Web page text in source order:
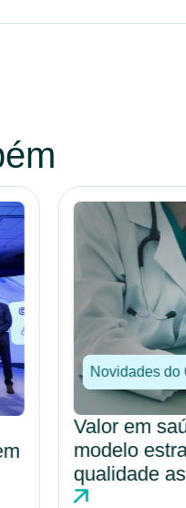
avança como
para eficiência e